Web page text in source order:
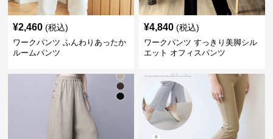
¥2,460 (税込)
ワークパンツ ふんわりあったか
ルームパンツ
¥4,840 (税込)
ワークパンツ すっきり美脚シル
エット オフィスパンツ